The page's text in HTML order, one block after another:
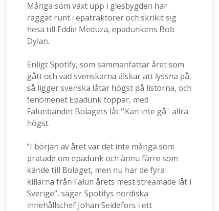
Många som växt upp i glesbygden har
raggat runt i epatraktorer och skrikit sig
hesa till Eddie Meduza, epadunkens Bob
Dylan.
Enligt Spotify, som sammanfattar året som
gått och vad svenskarna älskar att lyssna på,
så ligger svenska låtar högst på listorna, och
fenomenet Epadunk toppar, med
Falunbandet Bolagets låt ''Kan inte gå'' allra
högst.
”I början av året var det inte många som
pratade om epadunk och ännu färre som
kände till Bolaget, men nu har de fyra
killarna från Falun årets mest streamade låt i
Sverige”, säger Spotifys nordiska
innehållschef Johan Seidefors i ett